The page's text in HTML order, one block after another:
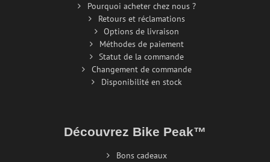
Pourquoi acheter chez nous ?
Retours et réclamations
Options de livraison
Méthodes de paiement
Statut de la commande
Changement de commande
Disponibilité en stock
Découvrez Bike Peak™
Bons cadeaux